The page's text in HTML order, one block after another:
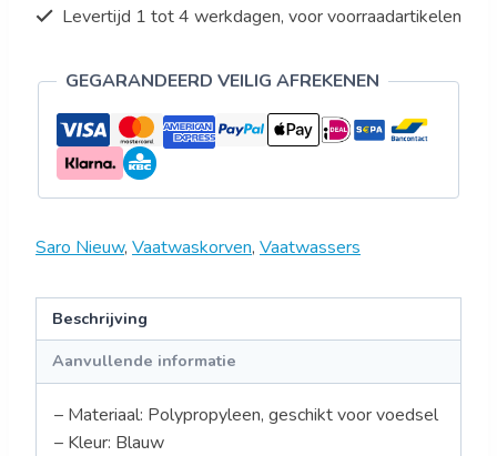
Levertijd 1 tot 4 werkdagen, voor voorraadartikelen
GEGARANDEERD VEILIG AFREKENEN
Saro Nieuw, Vaatwaskorven, Vaatwassers
Beschrijving
Aanvullende informatie
– Materiaal: Polypropyleen, geschikt voor voedsel
– Kleur: Blauw